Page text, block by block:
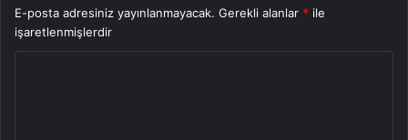
E-posta adresiniz yayınlanmayacak. Gerekli alanlar * ile
işaretlenmişlerdir